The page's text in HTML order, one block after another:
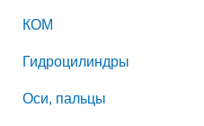
КОМ
Гидроцилиндры
Оси, пальцы